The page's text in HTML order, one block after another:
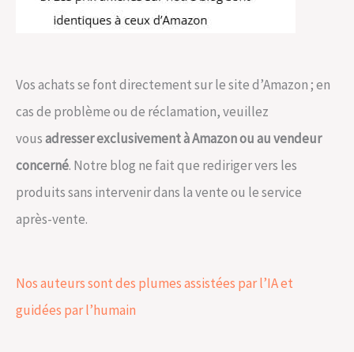
Vos achats se font directement sur le site d’Amazon ; en
cas de problème ou de réclamation, veuillez
vousadresser exclusivement à Amazon ou au vendeur
concerné. Notre blog ne fait que rediriger vers les
produits sans intervenir dans la vente ou le service
après-vente.
Nos auteurs sont des plumes assistées par l’IA et
guidées par l’humain